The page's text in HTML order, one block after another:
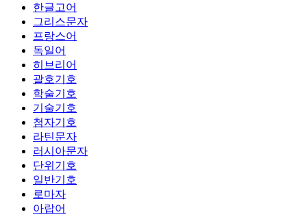
한글고어
그리스문자
프랑스어
독일어
히브리어
괄호기호
학술기호
기술기호
첨자기호
라틴문자
러시아문자
단위기호
일반기호
로마자
아랍어